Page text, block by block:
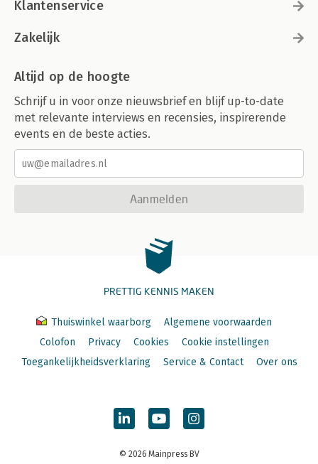
Klantenservice
Zakelijk
Altijd op de hoogte
Schrijf u in voor onze nieuwsbrief en blijf up-to-date
met relevante interviews en recensies, inspirerende
events en de beste acties.
Aanmelden
PRETTIG KENNIS MAKEN
Thuiswinkel waarborg
Algemene voorwaarden
Colofon
Privacy Cookies
Cookie instellingen
Toegankelijkheidsverklaring
Service & Contact Over ons
© 2026 Mainpress BV